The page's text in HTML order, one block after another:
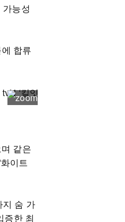
능성
합류
같은
이트
지 숨 가
증한 최